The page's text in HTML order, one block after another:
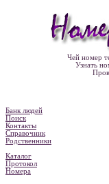
Чей номер
Узнать
Банк людей
Поиск
Контакты
Справочник
Родственники
Каталог
Протокол
Номера